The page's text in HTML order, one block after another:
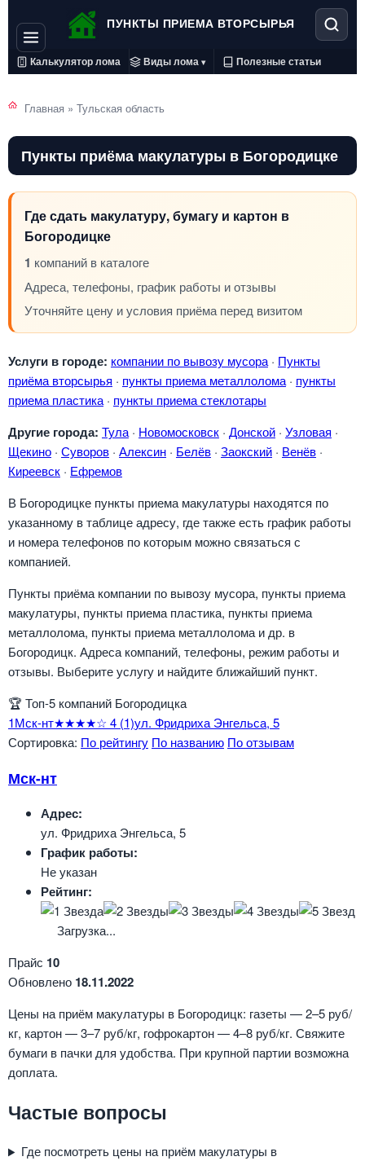
ПУНКТЫ ПРИЕМА ВТОРСЫРЬЯ
Калькулятор лома Виды лома ▾ Полезные статьи
Главная » Тульская область
Пункты приёма макулатуры в Богородицке
Где сдать макулатуру, бумагу и картон в
Богородицке
1 компаний в каталоге
Адреса, телефоны, график работы и отзывы
Уточняйте цену и условия приёма перед визитом
Услуги в городе: компании по вывозу мусора · Пункты
приёма вторсырья · пункты приема металлолома · пункты
приема пластика · пункты приема стеклотары
Другие города: Тула · Новомосковск · Донской · Узловая ·
Щекино · Суворов · Алексин · Белёв · Заокский · Венёв ·
Киреевск · Ефремов
В Богородицке пункты приема макулатуры находятся по
указанному в таблице адресу, где также есть график работы
и номера телефонов по которым можно связаться с
компанией.
Пункты приёма компании по вывозу мусора, пункты приема
макулатуры, пункты приема пластика, пункты приема
металлолома, пункты приема металлолома и др. в
Богородицк. Адреса компаний, телефоны, режим работы и
отзывы. Выберите услугу и найдите ближайший пункт.
🏆 Топ-5 компаний Богородицка
1Мск-нт★★★★☆ 4 (1)ул. Фридриха Энгельса, 5
Сортировка: По рейтингу По названию По отзывам
Мск-нт
Адрес:
ул. Фридриха Энгельса, 5
График работы:
Не указан
Рейтинг:
Загрузка...
Прайс 10
Обновлено 18.11.2022
Цены на приём макулатуры в Богородицк: газеты — 2–5 руб/
кг, картон — 3–7 руб/кг, гофрокартон — 4–8 руб/кг. Свяжите
бумаги в пачки для удобства. При крупной партии возможна
доплата.
Частые вопросы
Где посмотреть цены на приём макулатуры в